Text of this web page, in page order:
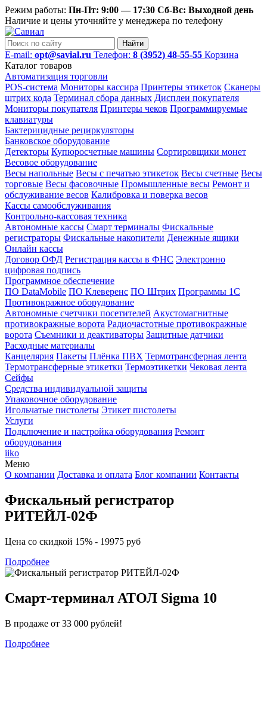
Режим работы: Пн-Пт: 9:00 — 17:30 Сб-Вс: Выходной день
Наличие и цены уточняйте у менеджера по телефону
Найти
E-mail: opt@savial.ru Телефон: 8 (3952) 48-55-55 Корзина
Каталог товаров
Автоматизация торговли
POS-система Мониторы кассира Принтеры этикеток Сканеры
штрих кода Терминал сбора данных Дисплеи покупателя
Мониторы покупателя Принтеры чеков Программируемые
клавиатуры
Бактерицидные рециркуляторы
Банковское оборудование
Детекторы Купюросчетные машины Сортировщики монет
Весовое оборудование
Весы напольные Весы с печатью этикеток Весы счетные Весы
торговые Весы фасовочные Промышленные весы Ремонт и
обслуживание весов Калибровка и поверка весов
Кассы самообслуживания
Контрольно-кассовая техника
Автономные кассы Смарт терминалы Фискальные
регистраторы Фискальные накопители Денежные ящики
Онлайн кассы
Договор ОФД Регистрация кассы в ФНС Электронно
цифровая подпись
Программное обеспечение
ПО DataMobile ПО Клеверенс ПО Штрих Программы 1С
Противокражное оборудование
Автономные счетчики посетителей Акустомагнитные
противокражные ворота Радиочастотные противокражные
ворота Съемники и деактиваторы Защитные датчики
Расходные материалы
Канцелярия Пакеты Плёнка ПВХ Термотрансферная лента
Термотрансферные этикетки Термоэтикетки Чековая лента
Сейфы
Средства индивидуальной защиты
Упаковочное оборудование
Игольчатые пистолеты Этикет пистолеты
Услуги
Подключение и настройка оборудования Ремонт
оборудования
iiko
Меню
О компании Доставка и оплата Блог компании Контакты
Фискальный регистратор
РИТЕЙЛ-02Ф
Цена со скидкой 15% - 19975 руб
Подробнее
Смарт-терминал АТОЛ Sigma 10
В продаже от 33 000 рублей!
Подробнее